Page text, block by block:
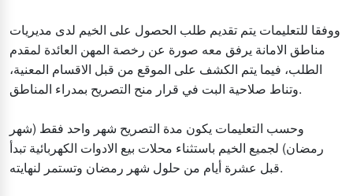
ووفقا للتعليمات يتم تقديم طلب الحصول على الخيم لدى مديريات
مناطق الامانة يرفق معه صورة عن رخصة المهن العائدة لمقدم
الطلب، فيما يتم الكشف على الموقع من قبل الاقسام المعنية،
وتناط صلاحية البت في قرار منح التصريح بمدراء المناطق.
وحسب التعليمات يكون مدة التصريح شهر واحد فقط (شهر
رمضان) لجميع الخيم باستثناء محلات بيع الادوات الكهربائية تبدأ
قبل عشرة أيام من حلول شهر رمضان وتستمر لنهايته.